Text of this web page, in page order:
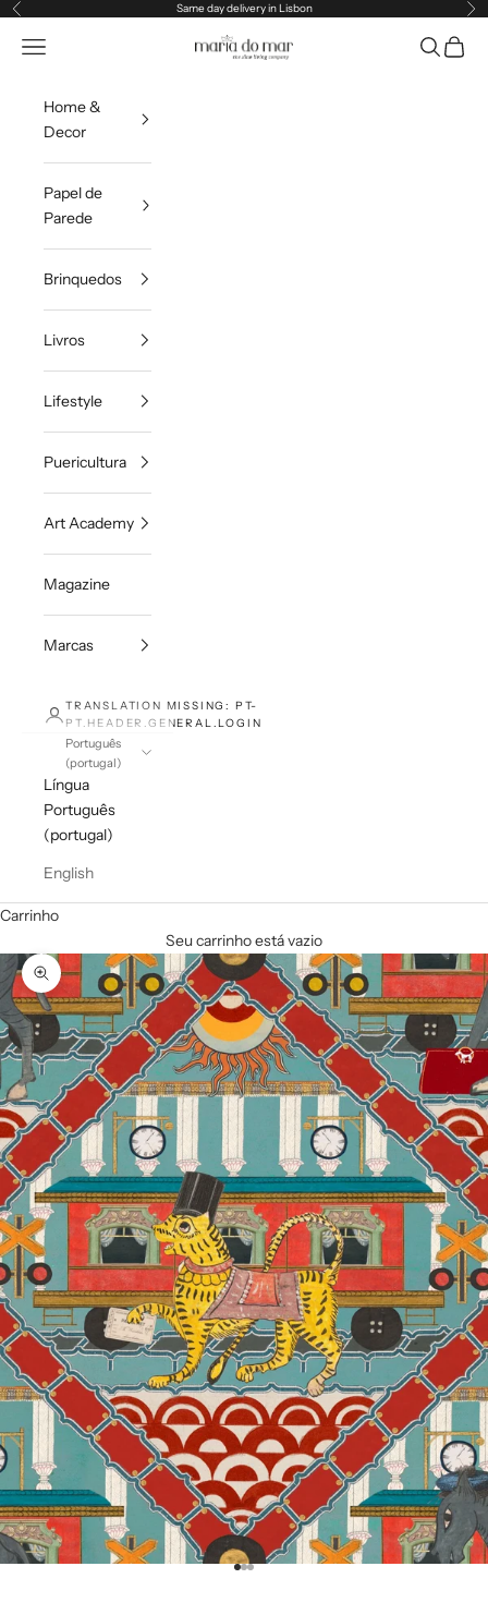
Pular para o conteúdo
Anterior Same day delivery in Lisbon
Maria do Mar
Translation missing: pt-PT.header.general.menu Pesquisar
Home &
Decor
Papel de
Parede
Brinquedos
Livros
Lifestyle
Puericultura
Art Academy
Magazine
Marcas
TRANSLATION MISSING: PT-
PT.HEADER.GENERAL.LOGIN
Português
(portugal)
Língua
Português
(portugal)
English
Carrinho
Seu carrinho está vazio
Zoom na imagem
Ir para item 1
Ir para item 2
Ir para item 3